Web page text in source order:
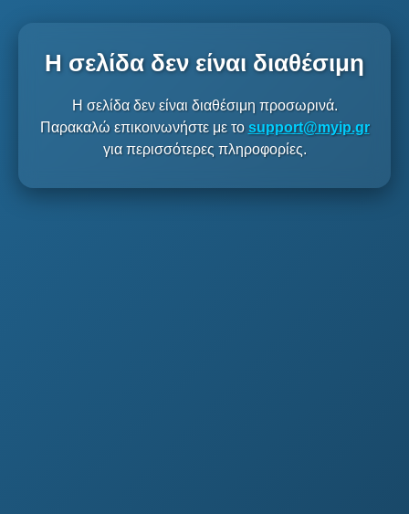
Η σελίδα δεν είναι διαθέσιμη
Η σελίδα δεν είναι διαθέσιμη προσωρινά.
Παρακαλώ επικοινωνήστε με το support@myip.gr
για περισσότερες πληροφορίες.